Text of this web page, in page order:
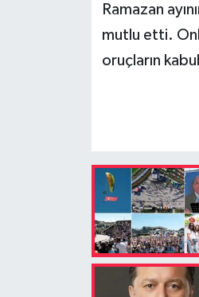
Ramazan
mutlu etti.
oruçların